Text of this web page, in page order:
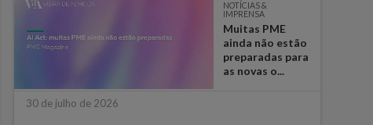
NOTÍCIAS &
IMPRENSA
Muitas PME
ainda não estão
preparadas para
as novas o...
30 de julho de 2026